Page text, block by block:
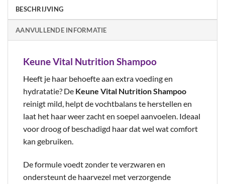
BESCHRIJVING
AANVULLENDE INFORMATIE
Keune Vital Nutrition Shampoo
Heeft je haar behoefte aan extra voeding en
hydratatie? De Keune Vital Nutrition Shampoo
reinigt mild, helpt de vochtbalans te herstellen en
laat het haar weer zacht en soepel aanvoelen. Ideaal
voor droog of beschadigd haar dat wel wat comfort
kan gebruiken.
De formule voedt zonder te verzwaren en
ondersteunt de haarvezel met verzorgende